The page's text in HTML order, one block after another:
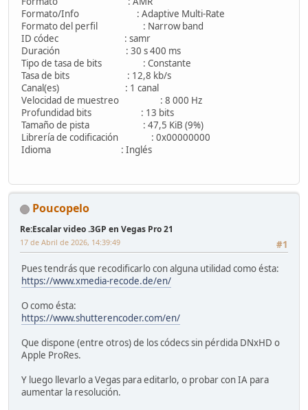
Formato/Info : Adaptive Multi-Rate
Formato del perfil : Narrow band
ID códec : samr
Duración : 30 s 400 ms
Tipo de tasa de bits : Constante
Tasa de bits : 12,8 kb/s
Canal(es) : 1 canal
Velocidad de muestreo : 8 000 Hz
Profundidad bits : 13 bits
Tamaño de pista : 47,5 KiB (9%)
Librería de codificación : 0x00000000
Idioma : Inglés
Poucopelo
Re:Escalar video .3GP en Vegas Pro 21
#1
17 de Abril de 2026, 14:39:49
Pues tendrás que recodificarlo con alguna utilidad como ésta:
https://www.xmedia-recode.de/en/
O como ésta:
https://www.shutterencoder.com/en/
Que dispone (entre otros) de los códecs sin pérdida DNxHD o
Apple ProRes.
Y luego llevarlo a Vegas para editarlo, o probar con IA para
aumentar la resolución.